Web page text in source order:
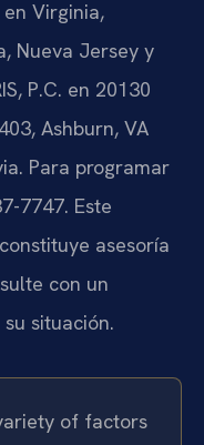
Virginia,
Nueva Jersey y
P.C. en 20130
Ashburn, VA
Para programar
7747. Este
asesoría
con un
situación.
of factors